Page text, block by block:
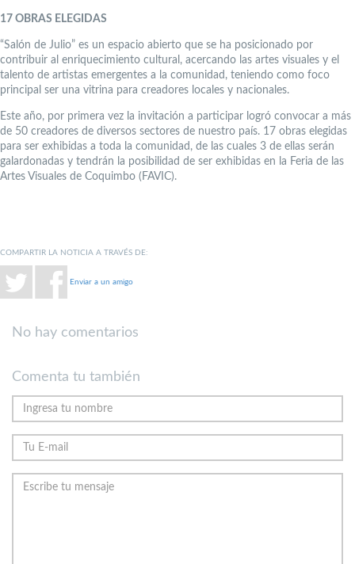
17 OBRAS ELEGIDAS
“Salón de Julio” es un espacio abierto que se ha posicionado por
contribuir al enriquecimiento cultural, acercando las artes visuales y el
talento de artistas emergentes a la comunidad, teniendo como foco
principal ser una vitrina para creadores locales y nacionales.
Este año, por primera vez la invitación a participar logró convocar a más
de 50 creadores de diversos sectores de nuestro país. 17 obras elegidas
para ser exhibidas a toda la comunidad, de las cuales 3 de ellas serán
galardonadas y tendrán la posibilidad de ser exhibidas en la Feria de las
Artes Visuales de Coquimbo (FAVIC).
COMPARTIR LA NOTICIA A TRAVÉS DE:
Enviar a un amigo
No hay comentarios
Comenta tu también